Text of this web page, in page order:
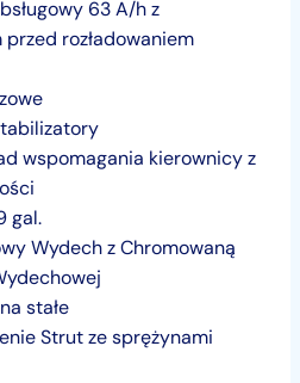
63 A/h z
rozładowaniem
wspomagania kierownicy z
gal.
Wydech z Chromowaną
stałe
Strut ze sprężynami